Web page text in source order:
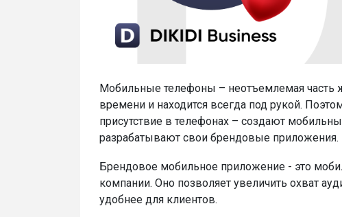
Мобильные телефоны – неотъемлемая часть
времени и находится всегда под рукой.
присутствие в телефонах – создают
разрабатывают свои брендовые приложения.
Брендовое мобильное приложение - это
компании. Оно позволяет увеличить охват
удобнее для клиентов.